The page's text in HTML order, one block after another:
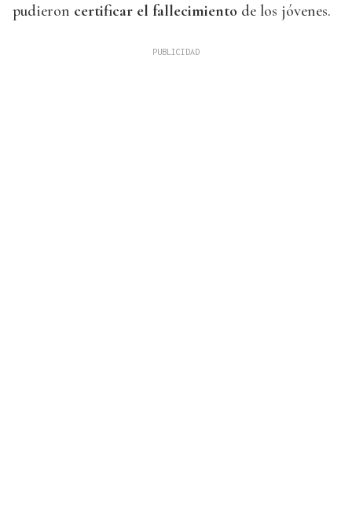
pudieron certificar el fallecimiento de los jóvenes.